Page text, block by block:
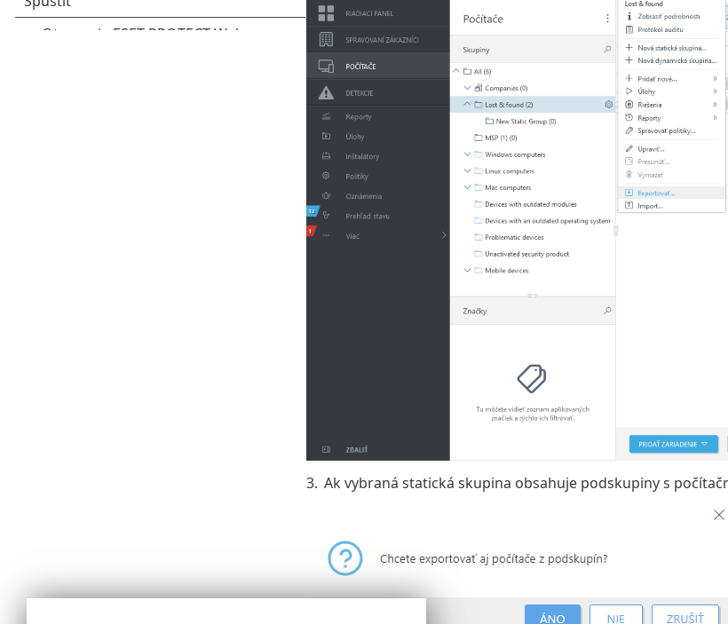
3. Ak vybraná statická skupina obsahuje podskupiny s